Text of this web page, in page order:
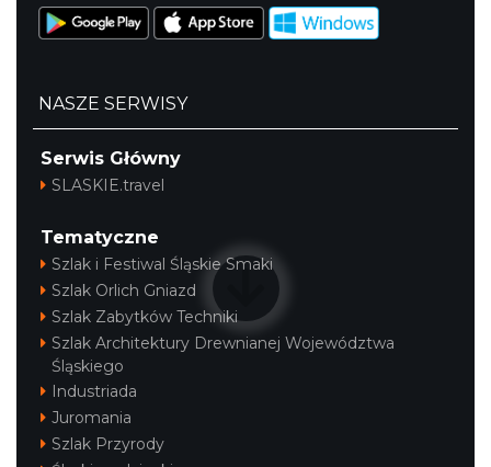
NASZE SERWISY
Serwis Główny
SLASKIE.travel
Tematyczne
Szlak i Festiwal Śląskie Smaki
Szlak Orlich Gniazd
Szlak Zabytków Techniki
Szlak Architektury Drewnianej Województwa
Śląskiego
Industriada
Juromania
Szlak Przyrody